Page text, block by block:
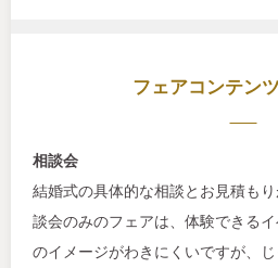
フェアコンテン
相談会
結婚式の具体的な相談とお見積も
談会のみのフェアは、体験できる
のイメージがわきにくいですが、